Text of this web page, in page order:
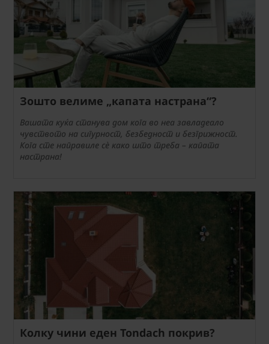
Зошто велиме „капата настрана“?
Вашата куќа станува дом кога во неа завладеало
чувството на сигурност, безбедност и безгрижност.
Кога сте направиле сè како што треба – капата
настрана!
Колку чини еден Tondach покрив?